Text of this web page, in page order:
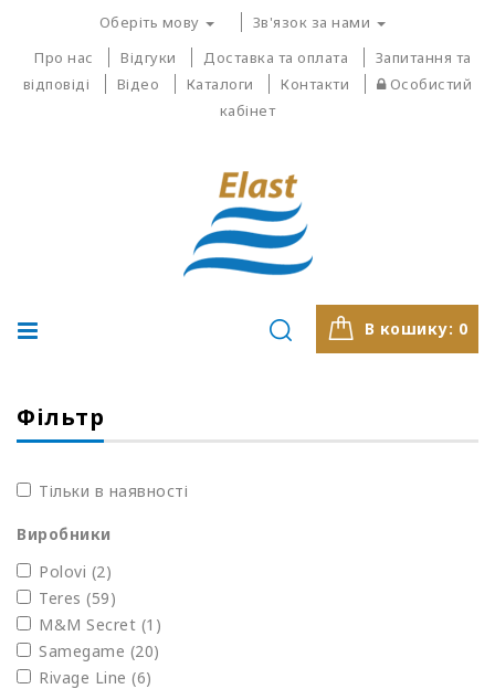
Оберіть мову
Зв'язок за нами
Про нас
Відгуки Доставка та оплата
Запитання та
відповіді
Відео Каталоги Контакти
Особистий
кабінет
В кошику: 0
Фільтр
Тільки в наявності
Виробники
Polovi (2)
Teres (59)
M&M Secret (1)
Samegame (20)
Rivage Line (6)